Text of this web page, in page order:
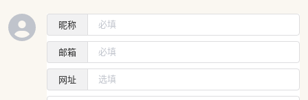
昵称
邮箱
网址